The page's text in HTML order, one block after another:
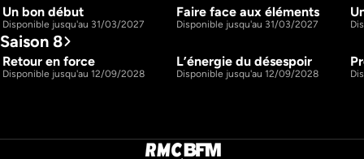
S7 E1 44m
Un bon début
Disponible jusqu'au 31/03/2027 S7 E2 44m
Faire face aux éléments
Disponible jusqu'au 31/03/2027
Saison 8
S8 E1 44m
Retour en force
Disponible jusqu'au 12/09/2028 S8 E2 44m
L’énergie du désespoir
Disponible jusqu'au 12/09/2028